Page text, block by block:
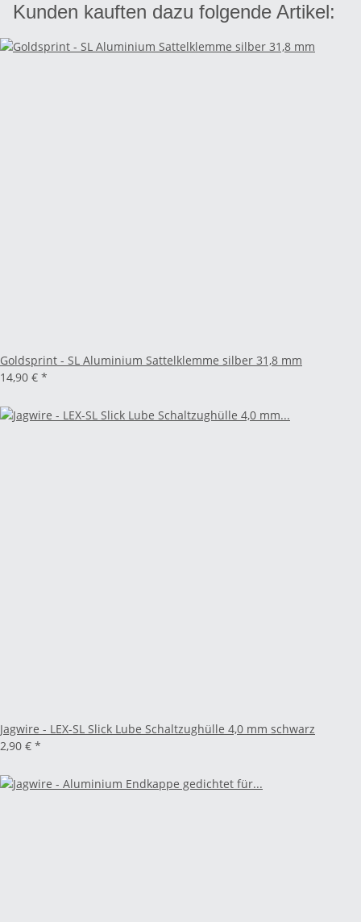
Kunden kauften dazu folgende Artikel:
Goldsprint - SL Aluminium Sattelklemme silber 31,8 mm
14,90 € *
Jagwire - LEX-SL Slick Lube Schaltzughülle 4,0 mm schwarz
2,90 € *